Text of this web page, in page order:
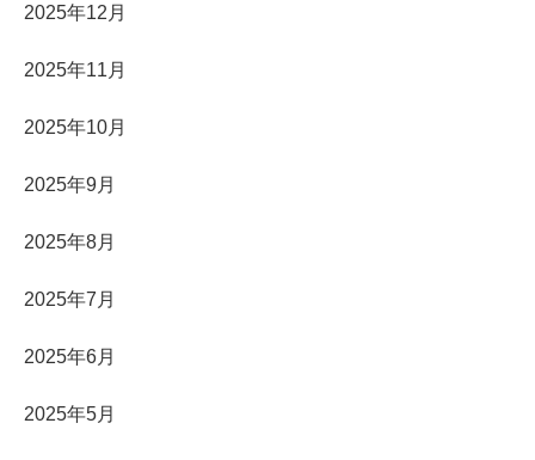
2025年12月
2025年11月
2025年10月
2025年9月
2025年8月
2025年7月
2025年6月
2025年5月